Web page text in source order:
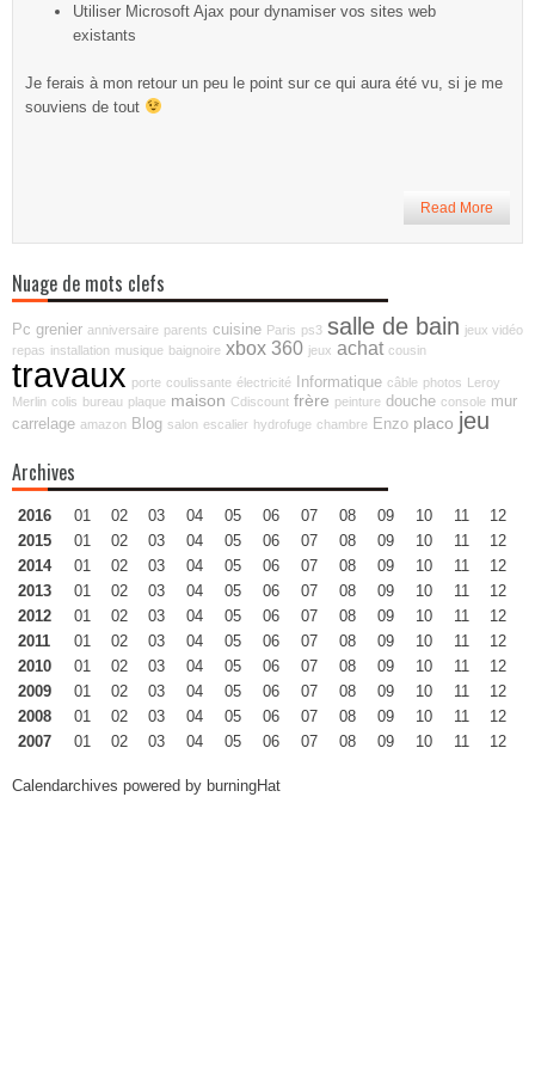
Utiliser Microsoft Ajax pour dynamiser vos sites web
existants
Je ferais à mon retour un peu le point sur ce qui aura été vu, si je me
souviens de tout
Read More
Nuage de mots clefs
Pc grenier anniversaire parents cuisine Paris ps3 salle de bain jeux vidéo
repas installation musique baignoire xbox 360 jeux achat cousin
travaux porte coulissante électricité Informatique câble photos Leroy
Merlin colis bureau plaque maison Cdiscount frère peinture douche console mur
carrelage amazon Blog salon escalier hydrofuge chambre Enzo placo jeu
Archives
2016 01 02 03 04 05 06 07 08 09 10 11
12
2015
01 02 03 04 05 06 07 08 09 10 11
12
2014
01 02 03 04 05 06 07 08 09 10 11
12
2013
01 02 03 04 05 06 07 08 09 10 11
12
2012
01 02 03 04 05 06 07 08 09 10 11
12
2011
01 02 03 04 05 06 07 08 09 10 11
12
2010
01 02 03 04 05 06 07 08 09 10 11
12
2009
01 02 03 04 05 06 07 08 09 10 11
12
2008
01 02 03 04 05 06 07 08 09 10 11
12
2007
01 02 03 04 05 06 07 08 09 10 11 12
Calendarchives powered by burningHat